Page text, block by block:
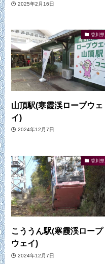
2025年2月16日
香川県
山頂駅(寒霞渓ロープウェ
イ)
2024年12月7日
香川県
こううん駅(寒霞渓ロープ
ウェイ)
2024年12月7日